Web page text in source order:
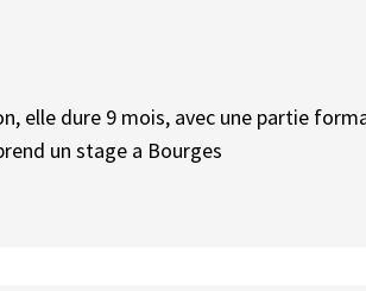
elle dure 9 mois, avec une partie
un stage a Bourges